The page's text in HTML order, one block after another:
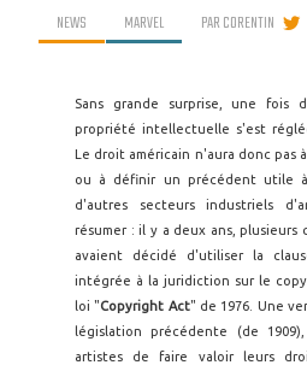
NEWS MARVEL PARCORENTIN
Sans grande surprise, une fois
propriété intellectuelle s'est
Le droit américain n'aura donc pas
ou à définir un précédent utile
d'autres secteurs industriels
résumer : il y a deux ans, plusieurs
avaient décidé d'utiliser la
intégrée à la juridiction sur le
loi "Copyright Act" de 1976. Une
législation précédente (de
artistes de faire valoir leurs